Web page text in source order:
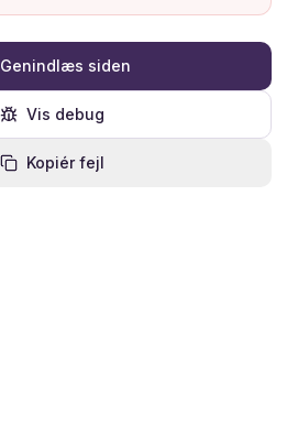
Genindlæs siden
Vis debug
Kopiér fejl